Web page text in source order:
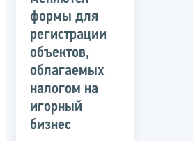
формы для
регистрации
объектов,
облагаемых
налогом на
игорный
бизнес